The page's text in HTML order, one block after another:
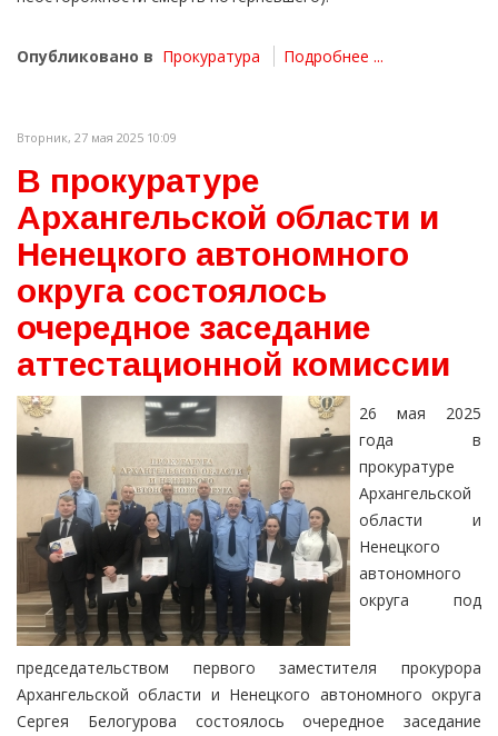
Опубликовано в Прокуратура Подробнее ...
Вторник, 27 мая 2025 10:09
В прокуратуре
Архангельской области и
Ненецкого автономного
округа состоялось
очередное заседание
аттестационной комиссии
26 мая 2025
года в
прокуратуре
Архангельской
области и
Ненецкого
автономного
округа под
председательством первого заместителя прокурора
Архангельской области и Ненецкого автономного округа
Сергея Белогурова состоялось очередное заседание